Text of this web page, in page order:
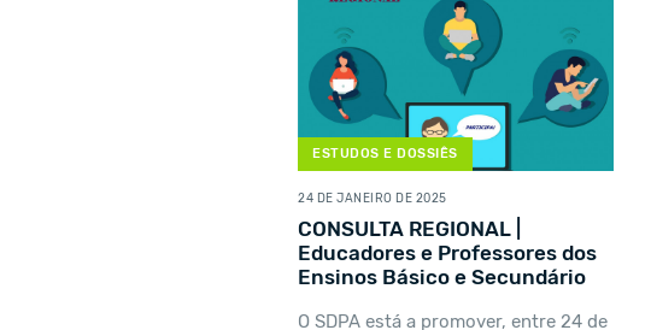
ESTUDOS E DOSSIÊS
24 DE JANEIRO DE 2025
CONSULTA REGIONAL |
Educadores e Professores dos
Ensinos Básico e Secundário
O SDPA está a promover, entre 24 de